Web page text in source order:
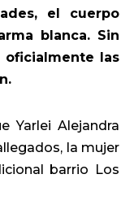
el cuerpo
blanca. Sin
oficialmente las
Yarlei Alejandra
la mujer
barrio Los